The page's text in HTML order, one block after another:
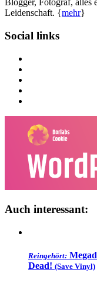
Blogger, Fotograf, alles
Leidenschaft. {mehr}
Social links
Auch interessant:
Reingehört:
Dead! (Save Vinyl)